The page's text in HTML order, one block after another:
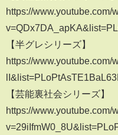
https://www.youtube.com/
【半グレシリーズ】
https://www.youtube.com/
【芸能裏社会シリーズ】
https://www.youtube.com/